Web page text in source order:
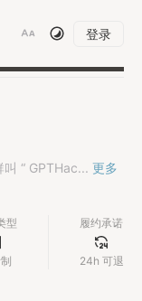
登录
“ GPTHac... 更多
型 履约承诺
24h 可退